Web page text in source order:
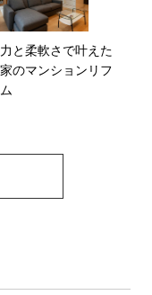
と柔軟さで叶えた
のマンションリフ